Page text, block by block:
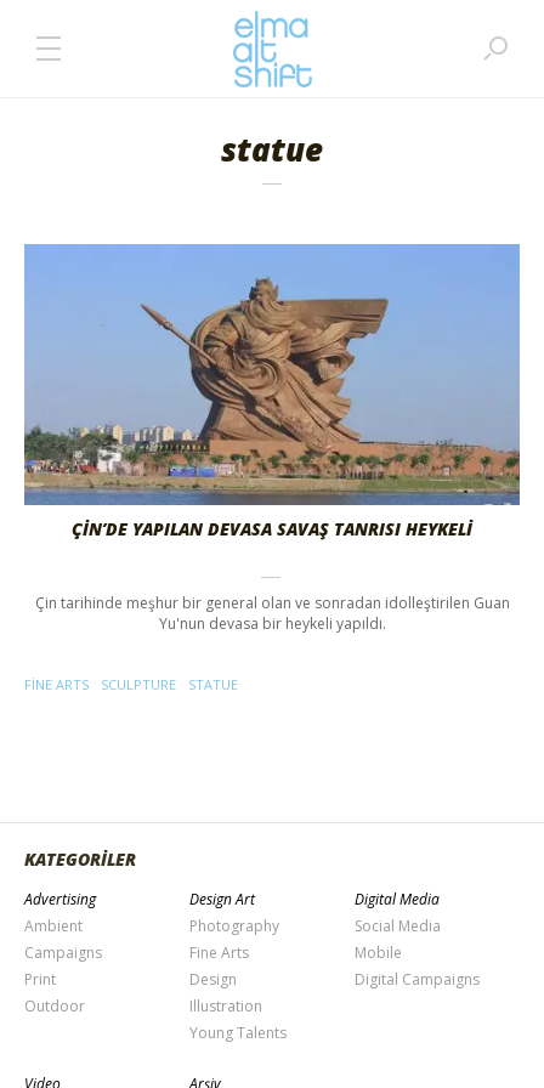
statue
ÇİN’DE YAPILAN DEVASA SAVAŞ TANRISI HEYKELİ
Çin tarihinde meşhur bir general olan ve sonradan idolleştirilen Guan
Yu'nun devasa bir heykeli yapıldı.
FINE ARTS SCULPTURE STATUE
KATEGORİLER
Advertising
Ambient
Campaigns
Print
Outdoor
Design Art
Photography
Fine Arts
Design
Illustration
Young Talents
Digital Media
Social Media
Mobile
Digital Campaigns
Video Arşiv